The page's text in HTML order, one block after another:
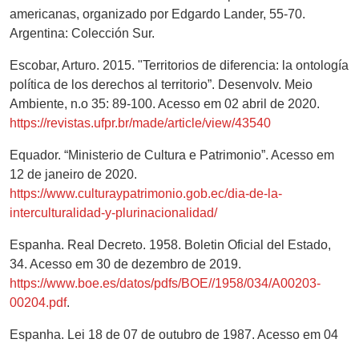
americanas, organizado por Edgardo Lander, 55-70.
Argentina: Colección Sur.
Escobar, Arturo. 2015. "Territorios de diferencia: la ontología
política de los derechos al territorio”. Desenvolv. Meio
Ambiente, n.o 35: 89-100. Acesso em 02 abril de 2020.
https://revistas.ufpr.br/made/article/view/43540
Equador. “Ministerio de Cultura e Patrimonio”. Acesso em
12 de janeiro de 2020.
https://www.culturaypatrimonio.gob.ec/dia-de-la-
interculturalidad-y-plurinacionalidad/
Espanha. Real Decreto. 1958. Boletin Oficial del Estado,
34. Acesso em 30 de dezembro de 2019.
https://www.boe.es/datos/pdfs/BOE//1958/034/A00203-
00204.pdf.
Espanha. Lei 18 de 07 de outubro de 1987. Acesso em 04